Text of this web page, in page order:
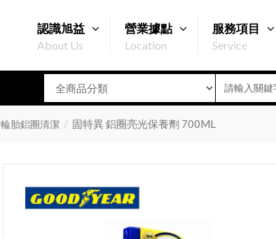
認識旭益
About Us
營業據點
Location
服務項目
Service
輪胎鋁圈清潔 固特異 鋁圈亮光保養劑 700ML